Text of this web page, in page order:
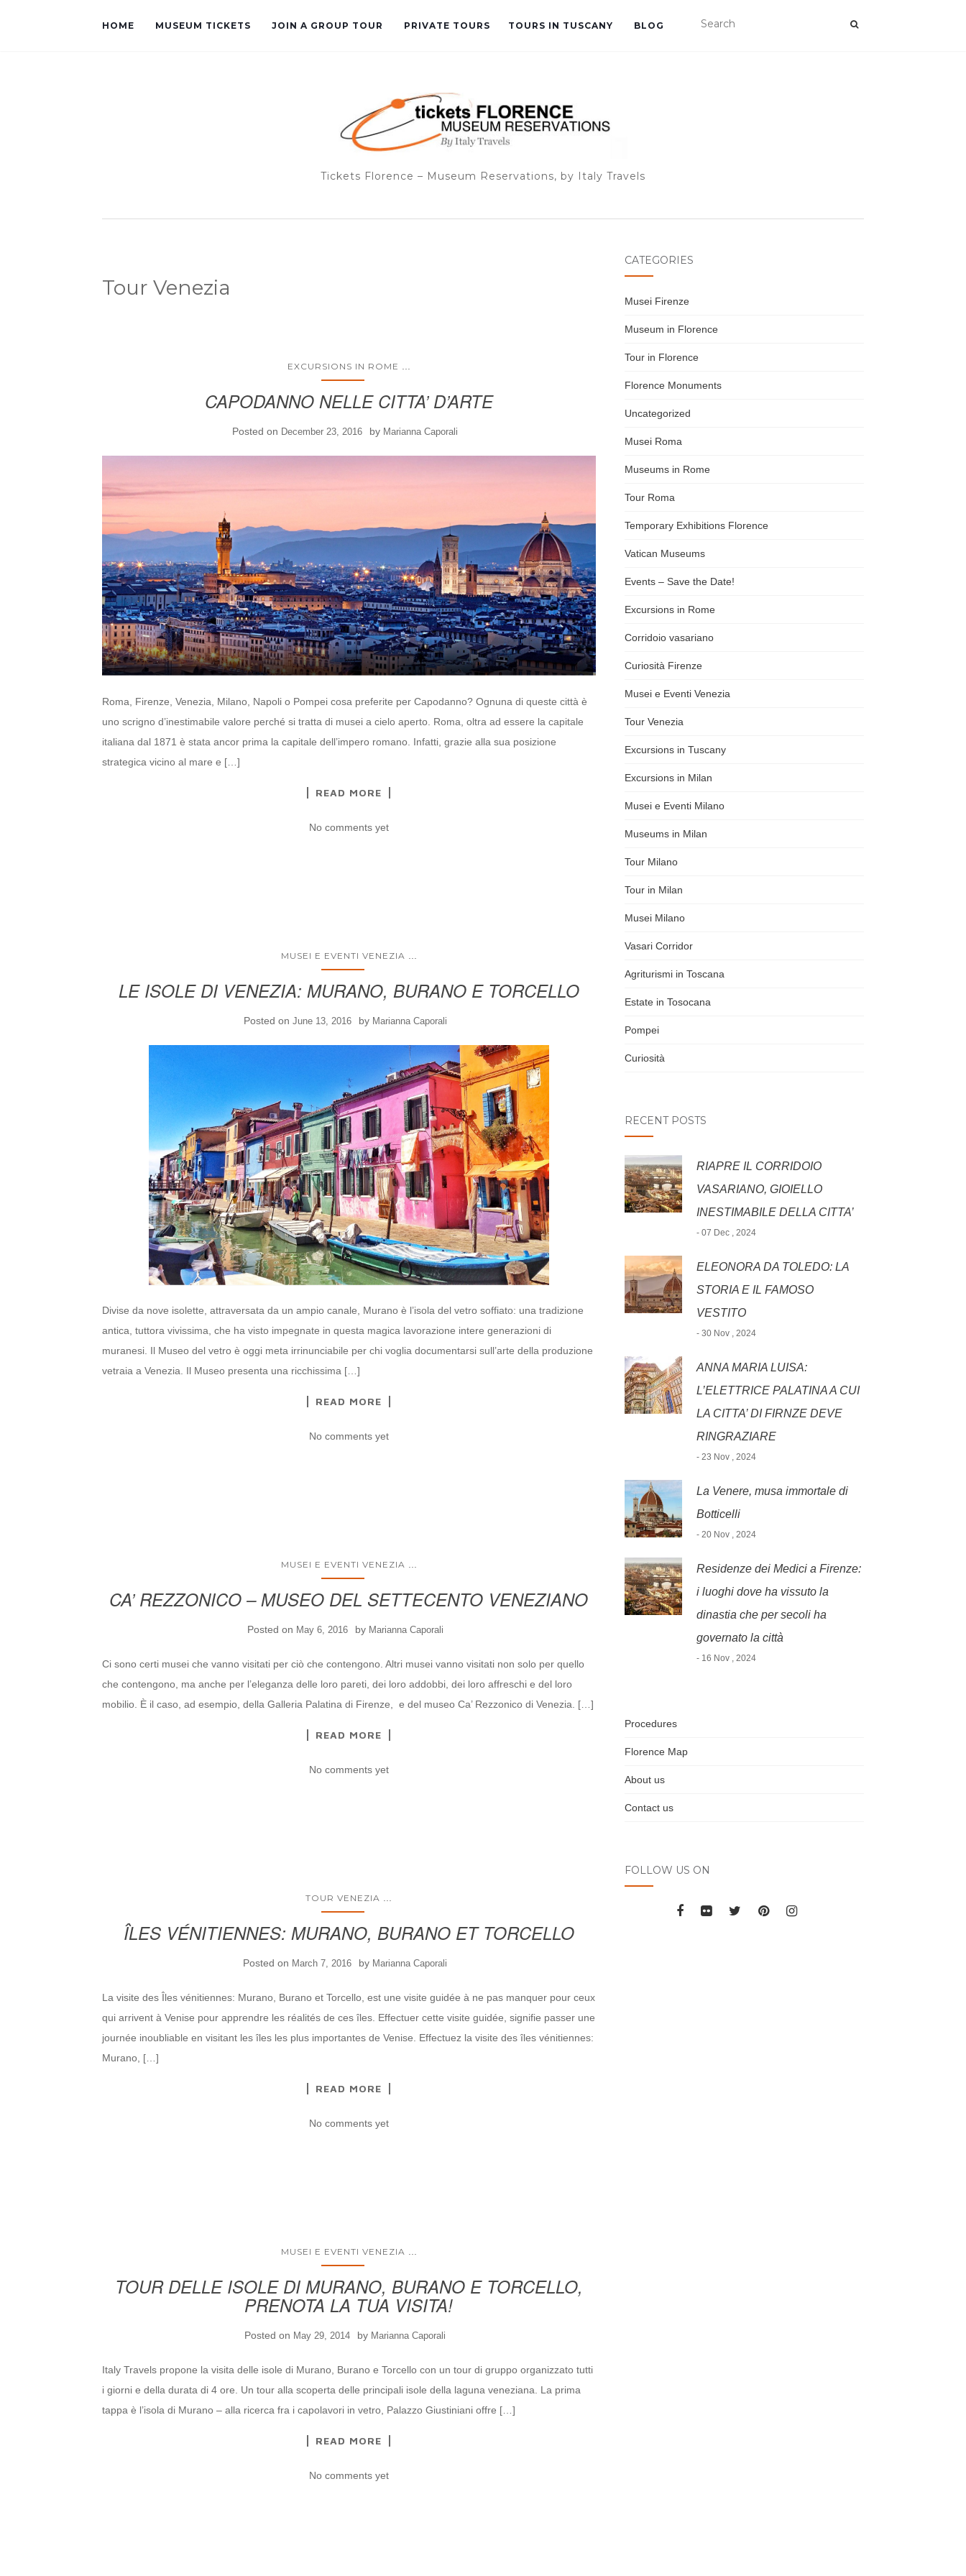
HOME MUSEUM TICKETS JOIN A GROUP TOUR PRIVATE TOURS TOURS IN TUSCANY BLOG
Tickets Florence – Museum Reservations, by Italy Travels
Tour Venezia
EXCURSIONS IN ROME
CAPODANNO NELLE CITTA’ D’ARTE
Posted on December 23, 2016 by Marianna Caporali
Roma, Firenze, Venezia, Milano, Napoli o Pompei cosa preferite per Capodanno? Ognuna di queste città è
uno scrigno d’inestimabile valore perché si tratta di musei a cielo aperto. Roma, oltra ad essere la capitale
italiana dal 1871 è stata ancor prima la capitale dell’impero romano. Infatti, grazie alla sua posizione
strategica vicino al mare e […]
READ MORE
No comments yet
MUSEI E EVENTI VENEZIA ...
LE ISOLE DI VENEZIA: MURANO, BURANO E TORCELLO
Posted on June 13, 2016 by Marianna Caporali
Divise da nove isolette, attraversata da un ampio canale, Murano è l’isola del vetro soffiato: una tradizione
antica, tuttora vivissima, che ha visto impegnate in questa magica lavorazione intere generazioni di
muranesi. Il Museo del vetro è oggi meta irrinunciabile per chi voglia documentarsi sull’arte della produzione
vetraia a Venezia. Il Museo presenta una ricchissima […]
READ MORE
No comments yet
MUSEI E EVENTI VENEZIA
CA’ REZZONICO – MUSEO DEL SETTECENTO VENEZIANO
Posted on May 6, 2016 by Marianna Caporali
Ci sono certi musei che vanno visitati per ciò che contengono. Altri musei vanno visitati non solo per quello
che contengono, ma anche per l’eleganza delle loro pareti, dei loro addobbi, dei loro affreschi e del loro
mobilio. È il caso, ad esempio, della Galleria Palatina di Firenze, e del museo Ca’ Rezzonico di Venezia. […]
READ MORE
No comments yet
TOUR VENEZIA
ÎLES VÉNITIENNES: MURANO, BURANO ET TORCELLO
Posted on March 7, 2016 by Marianna Caporali
La visite des Îles vénitiennes: Murano, Burano et Torcello, est une visite guidée à ne pas manquer pour ceux
qui arrivent à Venise pour apprendre les réalités de ces îles. Effectuer cette visite guidée, signifie passer une
journée inoubliable en visitant les îles les plus importantes de Venise. Effectuez la visite des îles vénitiennes:
Murano, […]
READ MORE
No comments yet
MUSEI E EVENTI VENEZIA
TOUR DELLE ISOLE DI MURANO, BURANO E TORCELLO,
PRENOTA LA TUA VISITA!
Posted on May 29, 2014 by Marianna Caporali
Italy Travels propone la visita delle isole di Murano, Burano e Torcello con un tour di gruppo organizzato tutti
i giorni e della durata di 4 ore. Un tour alla scoperta delle principali isole della laguna veneziana. La prima
tappa è l’isola di Murano – alla ricerca fra i capolavori in vetro, Palazzo Giustiniani offre […]
READ MORE
No comments yet
CATEGORIES
Musei Firenze
Museum in Florence
Tour in Florence
Florence Monuments
Uncategorized
Musei Roma
Museums in Rome
Tour Roma
Temporary Exhibitions Florence
Vatican Museums
Events – Save the Date!
Excursions in Rome
Corridoio vasariano
Curiosità Firenze
Musei e Eventi Venezia
Tour Venezia
Excursions in Tuscany
Excursions in Milan
Musei e Eventi Milano
Museums in Milan
Tour Milano
Tour in Milan
Musei Milano
Vasari Corridor
Agriturismi in Toscana
Estate in Tosocana
Pompei
Curiosità
RECENT POSTS
RIAPRE IL CORRIDOIO
VASARIANO, GIOIELLO
INESTIMABILE DELLA CITTA’
- 07 Dec , 2024
ELEONORA DA TOLEDO: LA
STORIA E IL FAMOSO
VESTITO
- 30 Nov , 2024
ANNA MARIA LUISA:
L’ELETTRICE PALATINA A CUI
LA CITTA’ DI FIRNZE DEVE
RINGRAZIARE
- 23 Nov , 2024
La Venere, musa immortale di
Botticelli
- 20 Nov , 2024
Residenze dei Medici a Firenze:
i luoghi dove ha vissuto la
dinastia che per secoli ha
governato la città
- 16 Nov , 2024
Procedures
Florence Map
About us
Contact us
FOLLOW US ON